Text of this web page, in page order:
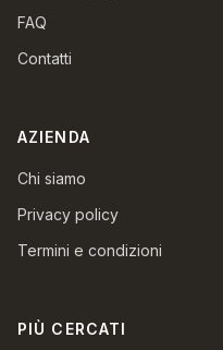
FAQ
Contatti
AZIENDA
Chi siamo
Privacy policy
Termini e condizioni
PIÙ CERCATI